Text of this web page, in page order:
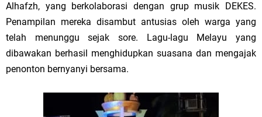
Alhafzh, yang berkolaborasi dengan grup musik DEKES.
Penampilan mereka disambut antusias oleh warga yang
telah menunggu sejak sore. Lagu-lagu Melayu yang
dibawakan berhasil menghidupkan suasana dan mengajak
penonton bernyanyi bersama.